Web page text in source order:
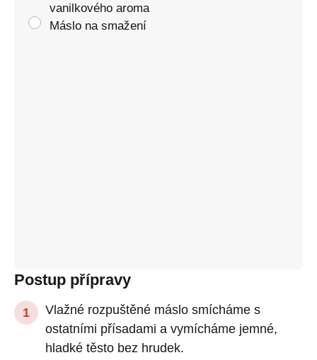
vanilkového aroma
Máslo na smažení
Postup přípravy
Vlažné rozpuštěné máslo smícháme s
ostatními přísadami a vymícháme jemné,
hladké těsto bez hrudek.